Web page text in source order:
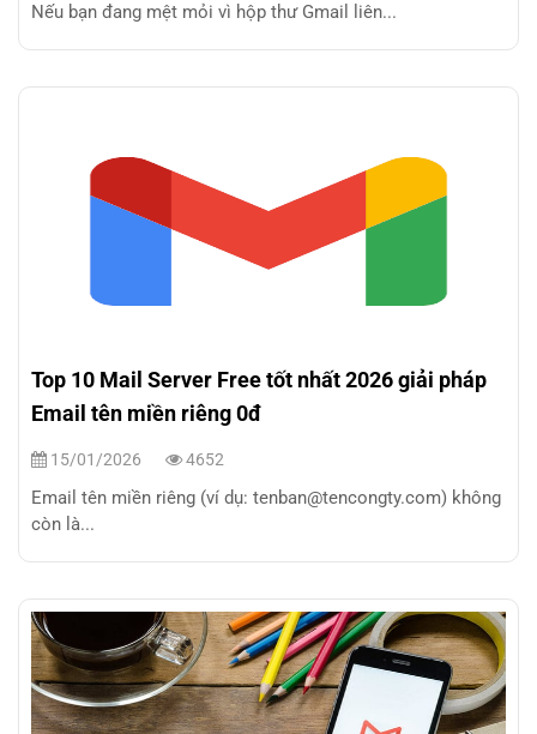
Nếu bạn đang mệt mỏi vì hộp thư Gmail liên...
Top 10 Mail Server Free tốt nhất 2026 giải pháp
Email tên miền riêng 0đ
15/01/2026 4652
Email tên miền riêng (ví dụ: tenban@tencongty.com) không
còn là...